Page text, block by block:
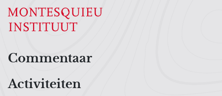
Hoofdnavigatiemenu
Commentaar
Activiteiten